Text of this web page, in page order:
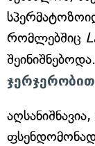
რომლებშიც